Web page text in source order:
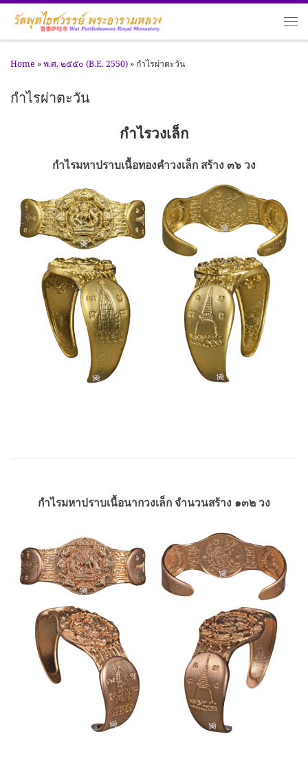
Skip to content
Home »พ.ศ. ๒๕๕๐ (B.E. 2550) » กำไรผ่าตะวัน
กำไรผ่าตะวัน
กำไรวงเล็ก
กำไรมหาปราบเนื้อทองคำวงเล็ก สร้าง ๓๖ วง
กำไรมหาปราบเนื้อนากวงเล็ก จำนวนสร้าง ๑๓๒ วง